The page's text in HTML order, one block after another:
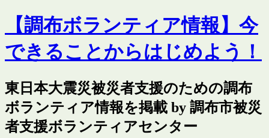
【調布ボランティア情報】今
できることからはじめよう！
東日本大震災被災者支援のための調布
ボランティア情報を掲載 by 調布市被災
者支援ボランティアセンター